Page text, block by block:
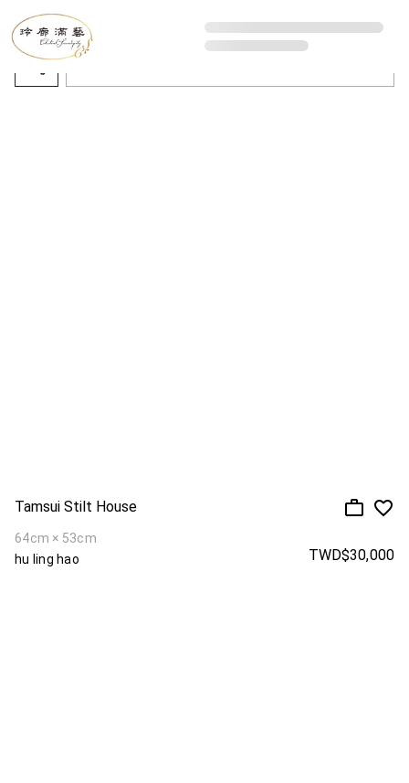
All Artworks
Recommended sorting
Tamsui Stilt House
64cm × 53cm
hu ling hao
TWD$30,000